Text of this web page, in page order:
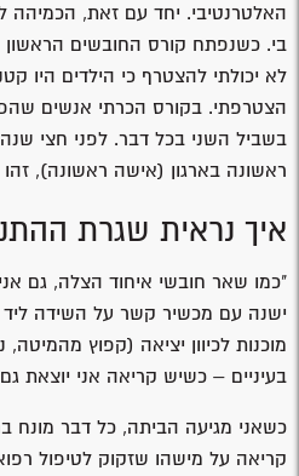
האלטרנטיבי. יחד עם זאת, הכמיהה
בי. כשנפתח קורס החובשים הראשון
לא יכולתי להצטרף כי הילדים היו
הצטרפתי. בקורס הכרתי אנשים
בשביל השני בכל דבר. לפני חצי
ראשונה בארגון (אישה ראשונה),
איך נראית שגרת
ישנה עם מכשיר קשר על השידה ליד
מוכנות לכיוון יציאה (קפוץ
בעיניים – כשיש קריאה אני יוצאת
כשאני מגיעה הביתה, כל דבר מונח
קריאה על מישהו שזקוק לטיפול